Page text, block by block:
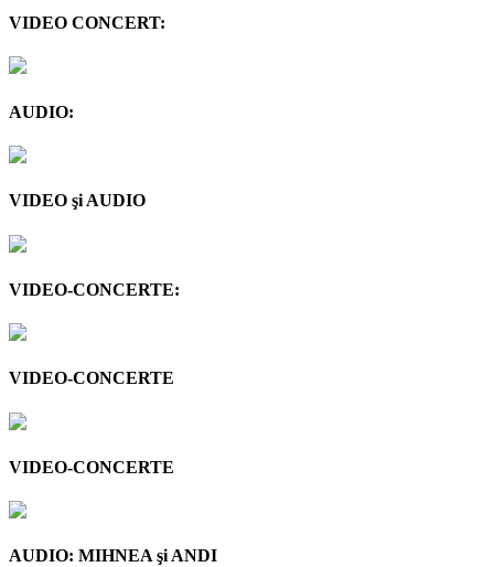
VIDEO CONCERT:
AUDIO:
VIDEO şi AUDIO
VIDEO-CONCERTE:
VIDEO-CONCERTE
VIDEO-CONCERTE
AUDIO: MIHNEA şi ANDI